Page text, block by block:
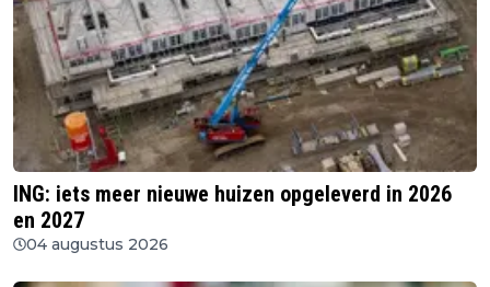
ING: iets meer nieuwe huizen opgeleverd in 2026
en 2027
04 augustus 2026